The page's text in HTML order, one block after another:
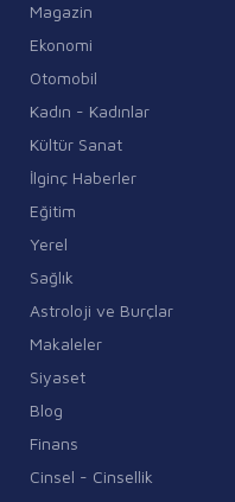
Magazin
Ekonomi
Otomobil
Kadın - Kadınlar
Kültür Sanat
İlginç Haberler
Eğitim
Yerel
Sağlık
Astroloji ve Burçlar
Makaleler
Siyaset
Blog
Finans
Cinsel - Cinsellik